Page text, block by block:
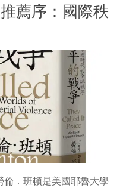
薦序：國際秩
倫．班頓是美國耶魯大學